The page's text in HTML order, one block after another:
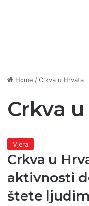
Home /Crkva u Hrvata
Crkva
Vjera
Crkva u
aktivnosti
štete